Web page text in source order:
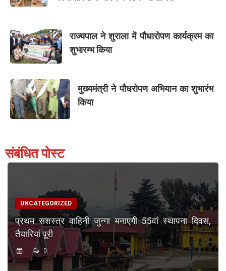
राज्यपाल ने शुराला में पौधारोपण कार्यक्रम का
शुभारम्भ किया
मुख्यमंत्री ने पौधरोपण अभियान का शुभारंभ
किया
संबंधित पोस्ट
UNCATEGORIZED
प्रथम सशस्त्र वाहिनी जुन्गा मनाएगी 55वां स्थापना दिवस,
तैयारियां पूरी
0